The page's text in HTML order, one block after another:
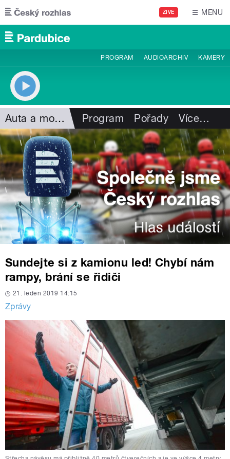
Přejít k hlavnímu obsahu
ŽIVĚ MENU
PROGRAM AUDIOARCHIV KAMERY
Auta a motorismus Program Pořady Více…
Sundejte si z kamionu led! Chybí nám
rampy, brání se řidiči
21. leden 2019 14:15
Zprávy